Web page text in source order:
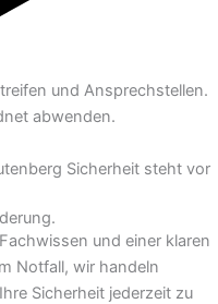
und Ansprechstellen.
abwenden.
und einer klaren
Notfall, wir handeln
Sicherheit jederzeit zu